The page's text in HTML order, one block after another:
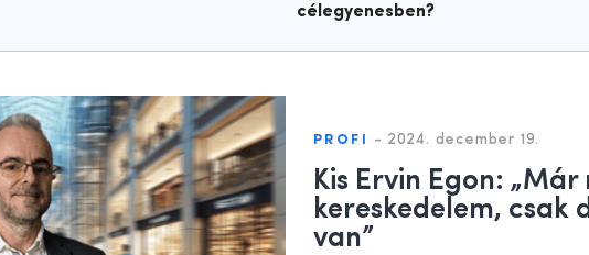
célegyenesben?
PROFI - 2024. december 19.
Kis Ervin Egon:
kereskedelem, csak
van”